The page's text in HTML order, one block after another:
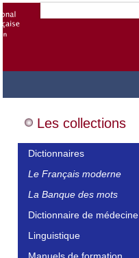
Les collections
Dictionnaires
Le Français moderne
La Banque des mots
Dictionnaire de médecine
Linguistique